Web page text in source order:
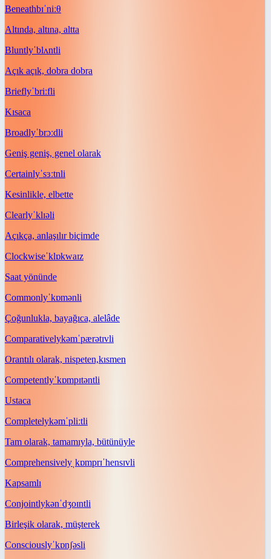
Beneathbɪˈniːθ
Altında, altına, altta
Bluntlyˈblʌntli
Açık açık, dobra dobra
Brieflyˈbriːfli
Kısaca
Broadlyˈbrɔːdli
Geniş geniş, genel olarak
Certainlyˈsɜːtnli
Kesinlikle, elbette
Clearlyˈklɪəli
Açıkça, anlaşılır biçimde
Clockwiseˈklɒkwaɪz
Saat yönünde
Commonlyˈkɒmənli
Çoğunlukla, bayağıca, alelâde
Comparativelykəmˈpærətɪvli
Orantılı olarak, nispeten,kısmen
Competentlyˈkɒmpɪtəntli
Ustaca
Completelykəmˈpliːtli
Tam olarak, tamamıyla, bütünüyle
Comprehensively ˌkɒmprɪˈhensɪvli
Kapsamlı
Conjointlykənˈdʒoɪntli
Birleşik olarak, müşterek
Consciouslyˈkɒnʃəsli